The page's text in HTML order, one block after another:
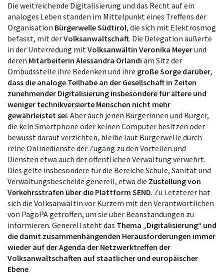
Die weitreichende Digitalisierung und das Recht auf ein
analoges Leben standen im Mittelpunkt eines Treffens der
Organisation Bürgerwelle Südtirol, die sich mit Elektrosmog
befasst, mit derVolksanwaltschaft. Die Delegation äußerte
in der Unterredung mitVolksanwältin Veronika Meyerund
deren Mitarbeiterin Alessandra Orlandi am Sitz der
Ombudsstelle ihre Bedenken und ihre große Sorge darüber,
dass die analoge Teilhabe an der Gesellschaft in Zeiten
zunehmender Digitalisierung insbesondere für ältere und
weniger technikversierte Menschen nicht mehr
gewährleistet sei. Aber auch jenen Bürgerinnen und Bürger,
die kein Smartphone oder keinen Computer besitzen oder
bewusst darauf verzichten, bleibe laut Bürgerwelle durch
reine Onlinedienste der Zugang zu den Vorteilen und
Diensten etwa auch der öffentlichen Verwaltung verwehrt.
Dies gelte insbesondere für die Bereiche Schule, Sanität und
Verwaltungsbescheide generell, etwa die Zustellung von
Verkehrsstrafen über die Plattform SEND. Zu Letzterer hat
sich die Volksanwältin vor Kurzem mit den Verantwortlichen
von PagoPA getroffen, um sie über Beanstandungen zu
informieren. Generell steht das Thema „Digitalisierung“ und
die damit zusammenhängenden Herausforderungen immer
wieder auf der Agenda der Netzwerktreffen der
Volksanwaltschaften auf staatlicher und europäischer
Ebene.